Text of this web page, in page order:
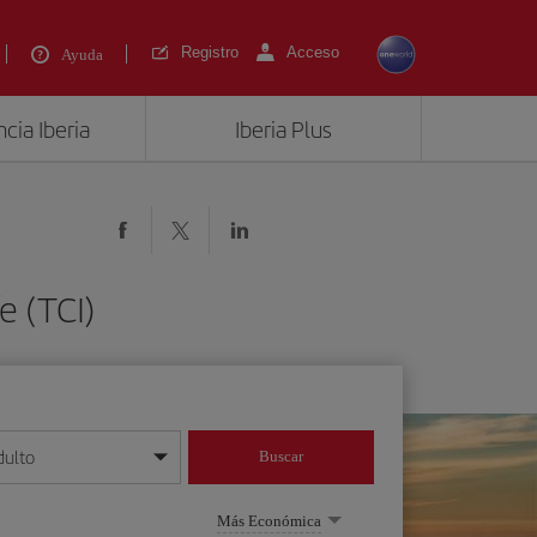
Ayuda Registro Acceso
Iberia Iberia Plus
(TCI)
mes/año
Buscar
Más Económica